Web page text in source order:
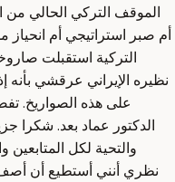
الموقف التركي الحالي من
أم صبر استراتيجي أم
التركية استقبلت
نظيره الإيراني عرقشي
على هذه الصواريخ.
الدكتور عماد بعد. شكرا
والتحية لكل
نظري أنني أستطيع أن أصف